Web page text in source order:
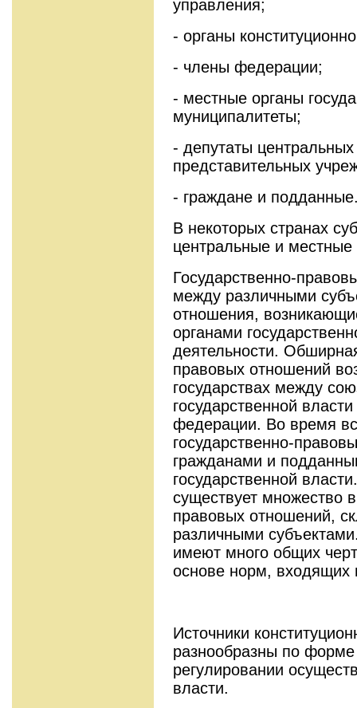
управления;
- органы
- члены федерации;
- местные органы
муниципалитеты;
- депутаты
представительных
- граждане и
В некоторых странах
центральные и
Государственно-
между различными
отношения,
органами
деятельности.
правовых отношений
государствах между
государственной
федерации. Во время
государственно-
гражданами и
государственной
существует множество
правовых отношений,
различными
имеют много общих
основе норм, входящих
Источники
разнообразны по
регулировании
власти.